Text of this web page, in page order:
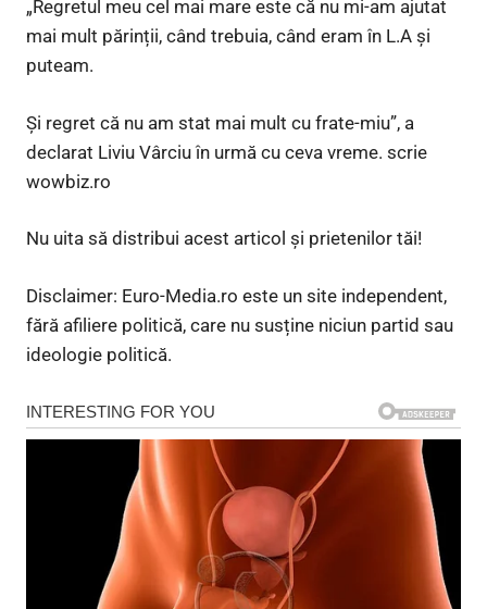
„Regretul meu cel mai mare este că nu mi-am ajutat
mai mult părinții, când trebuia, când eram în L.A și
puteam.
Și regret că nu am stat mai mult cu frate-miu”, a
declarat Liviu Vârciu în urmă cu ceva vreme. scrie
wowbiz.ro
Nu uita să distribui acest articol și prietenilor tăi!
Disclaimer: Euro-Media.ro este un site independent,
fără afiliere politică, care nu susține niciun partid sau
ideologie politică.